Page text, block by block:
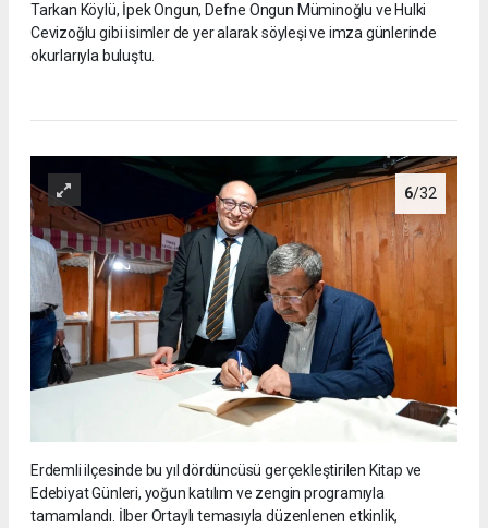
Tarkan Köylü, İpek Ongun, Defne Ongun Müminoğlu ve Hulki
Cevizoğlu gibi isimler de yer alarak söyleşi ve imza günlerinde
okurlarıyla buluştu.
6/32
Erdemli ilçesinde bu yıl dördüncüsü gerçekleştirilen Kitap ve
Edebiyat Günleri, yoğun katılım ve zengin programıyla
tamamlandı. İlber Ortaylı temasıyla düzenlenen etkinlik,